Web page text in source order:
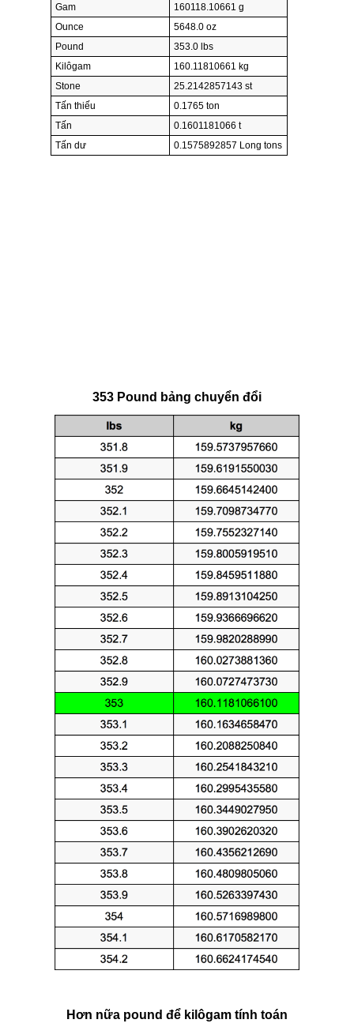
Gam
160118.10661 g
Ounce
5648.0 oz
Pound
353.0 lbs
Kilôgam
160.11810661 kg
Stone
25.2142857143 st
Tấn thiếu
0.1765 ton
Tấn
0.1601181066 t
Tấn dư
0.1575892857 Long tons
353 Pound bảng chuyển đổi
Hơn nữa pound để kilôgam tính toán